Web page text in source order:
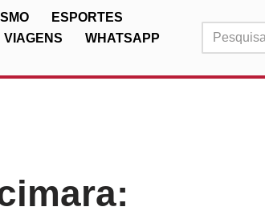
ESPORTES
VIAGENS
WHATSAPP